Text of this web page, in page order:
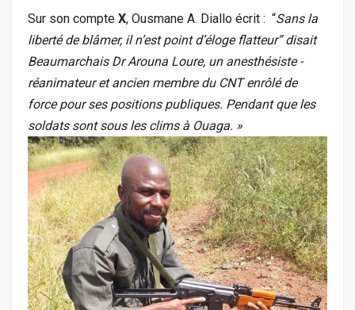
Sur son compte X, Ousmane A. Diallo écrit : “Sans la
liberté de blâmer, il n’est point d’éloge flatteur” disait
Beaumarchais Dr Arouna Loure, un anesthésiste -
réanimateur et ancien membre du CNT enrôlé de
force pour ses positions publiques. Pendant que les
soldats sont sous les clims à Ouaga. »